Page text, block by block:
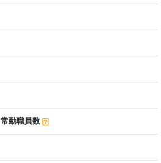
常勤職員数